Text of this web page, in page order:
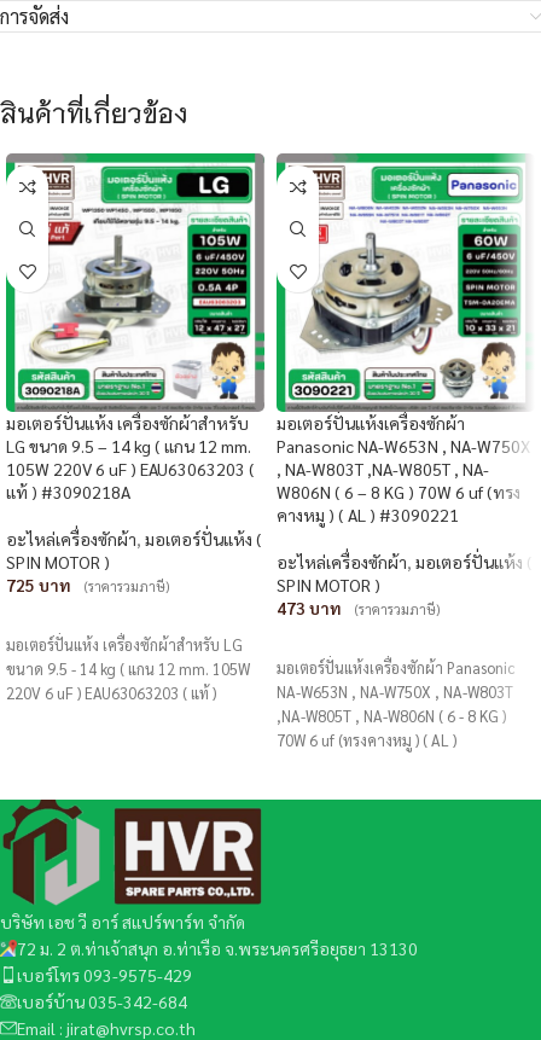
การจัดส่ง
สินค้าที่เกี่ยวข้อง
มอเตอร์ปั่นแห้ง เครื่องซักผ้าสำหรับ
LG ขนาด 9.5 – 14 kg ( แกน 12 mm.
105W 220V 6 uF ) EAU63063203 (
แท้ ) #3090218A
อะไหล่เครื่องซักผ้า, มอเตอร์ปั่นแห้ง (
SPIN MOTOR )
725
(ราคารวมภาษี)
มอเตอร์ปั่นแห้ง เครื่องซักผ้าสำหรับ LG
ขนาด 9.5 - 14 kg ( แกน 12 mm. 105W
220V 6 uF ) EAU63063203 ( แท้ )
มอเตอร์ปั่นแห้งเครื่องซักผ้า
Panasonic NA-W653N , NA-W750X
, NA-W803T ,NA-W805T , NA-
W806N ( 6 – 8 KG ) 70W 6 uf (ทรง
คางหมู ) ( AL ) #3090221
อะไหล่เครื่องซักผ้า, มอเตอร์ปั่นแห้ง (
SPIN MOTOR )
473
(ราคารวมภาษี)
มอเตอร์ปั่นแห้งเครื่องซักผ้า Panasonic
NA-W653N , NA-W750X , NA-W803T
,NA-W805T , NA-W806N ( 6 - 8 KG )
70W 6 uf (ทรงคางหมู ) ( AL )
บริษัท เอช วี อาร์ สแปร์พาร์ท จำกัด
72 ม. 2 ต.ท่าเจ้าสนุก อ.ท่าเรือ จ.พระนครศรีอยุธยา 13130
เบอร์โทร 093-9575-429
เบอร์บ้าน 035-342-684
Email : jirat@hvrsp.co.th